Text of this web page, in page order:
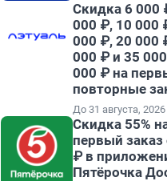
Скидка 6 000
000 ₽, 10 000
000 ₽, 20 000
000 ₽ и 35
000 ₽ на
повторные
промокоду
До 31 августа, 2026
Скидка 55%
первый заказ
₽ в
Пятёрочка